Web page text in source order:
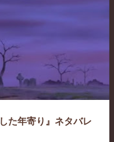
た年寄り』ネタバレ